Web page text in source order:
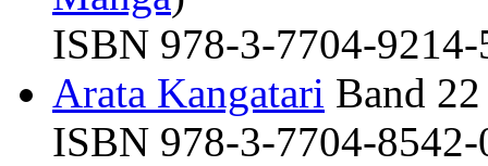
ISBN 978-3-7704-9214-
Arata Kangatari Band
ISBN 978-3-7704-8542-